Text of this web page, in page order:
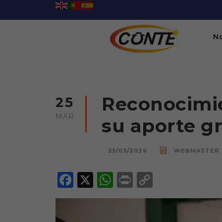
25
MAR
su aporte
25/03/2026 WEBMASTER
F
a
X
W
h
P
ri o